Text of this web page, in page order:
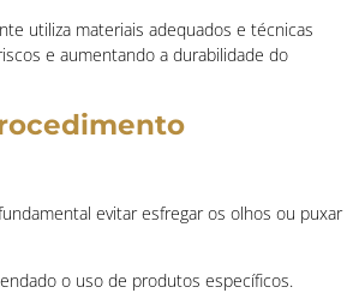
utiliza materiais adequados e técnicas
e aumentando a durabilidade do
evitar esfregar os olhos ou puxar
o uso de produtos específicos.